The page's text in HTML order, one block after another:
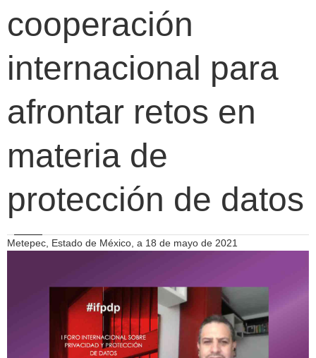
cooperación
internacional para
afrontar retos en
materia de
protección de datos
Metepec, Estado de México, a 18 de mayo de 2021